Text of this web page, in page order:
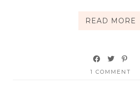
READ MORE
1 COMMENT